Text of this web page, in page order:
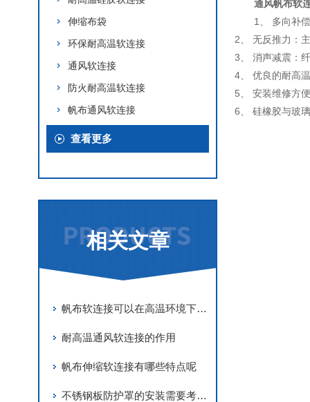
伸缩布袋
环保耐高温软连接
通风软连接
防火耐高温软连接
帆布通风软连接
查看更多
相关文章
帆布软连接可以在高温环境下正常使用
耐高温通风软连接的作用
帆布伸缩软连接有哪些特点呢
不锈钢板防护罩的安装需要考虑的问题还是比较多的
通风帆布软
1、 多向补
2、 无反推力：
3、 消声减震：
4、 优良的耐高
5、 安装维修方
6、 硅橡胶与玻